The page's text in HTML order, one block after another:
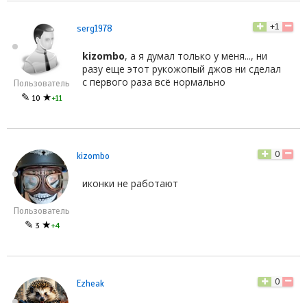
Пользователь
✎ 10 ★+11
serg1978 +1
kizombo, а я думал только у меня..., ни
разу еще этот рукожопый джов ни сделал
с первого раза всё нормально
Пользователь
✎ 3 ★+4
kizombo 0
иконки не работают
Ezheak 0